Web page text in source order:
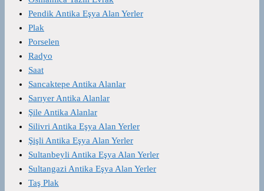
Pendik Antika Eşya Alan Yerler
Plak
Porselen
Radyo
Saat
Sancaktepe Antika Alanlar
Sarıyer Antika Alanlar
Şile Antika Alanlar
Silivri Antika Eşya Alan Yerler
Şişli Antika Eşya Alan Yerler
Sultanbeyli Antika Eşya Alan Yerler
Sultangazi Antika Eşya Alan Yerler
Taş Plak